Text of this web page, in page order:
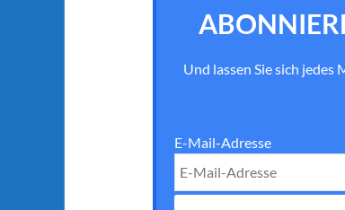
Und lassen Sie sich
E-Mail-Adresse